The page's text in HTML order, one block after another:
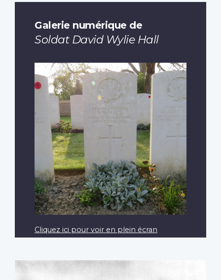
Galerie numérique de
Soldat David Wylie Hall
Cliquez ici pour voir en plein écran